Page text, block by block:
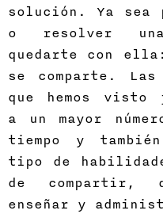
solución. Ya sea
o resolver
quedarte con
se comparte. Las
que hemos visto
a un mayor
tiempo y
tipo de
de compartir,
enseñar y